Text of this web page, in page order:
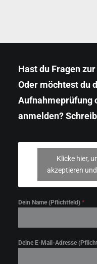
Hast du Fragen
Oder möchtest du
Aufnahmeprüfung
anmelden?
Klicke hier,
akzeptieren
Dein Name (Pflichtfeld) *
Deine E-Mail-Adresse